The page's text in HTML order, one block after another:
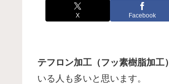
X Facebook
テフロン加工（フッ素樹脂加工）
いる人も多いと思います。